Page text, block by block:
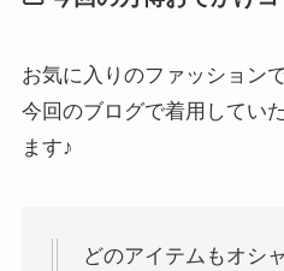
👜 今回の万博おでかけ
お気に入りのファッション